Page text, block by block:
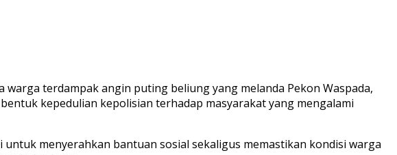
terdampak angin puting beliung yang melanda Pekon Waspada,
kepedulian kepolisian terhadap masyarakat yang mengalami
menyerahkan bantuan sosial sekaligus memastikan kondisi warga